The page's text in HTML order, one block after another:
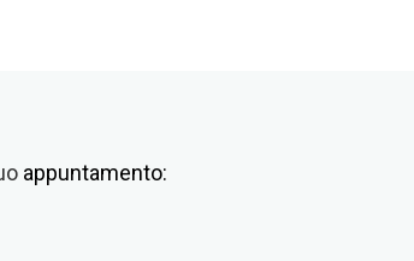
appuntamento: